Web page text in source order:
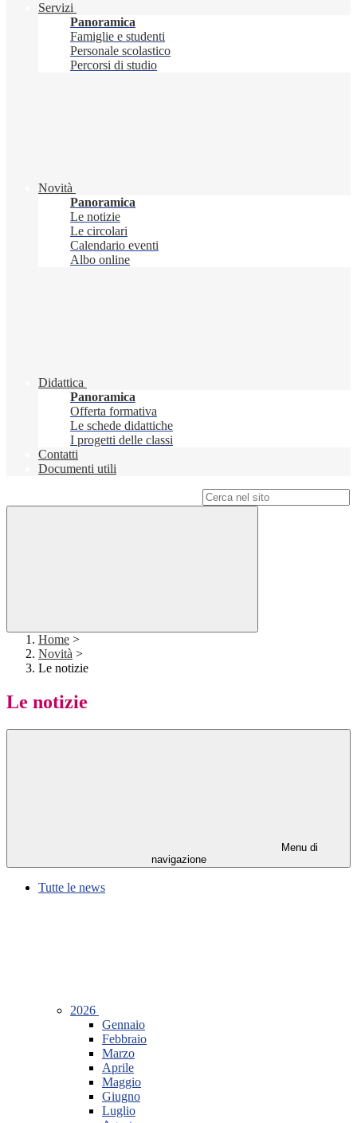
Servizi
Panoramica
Famiglie e studenti
Personale scolastico
Percorsi di studio
Novità
Panoramica
Le notizie
Le circolari
Calendario eventi
Albo online
Didattica
Panoramica
Offerta formativa
Le schede didattiche
I progetti delle classi
Contatti
Documenti utili
Home >
Novità >
Le notizie
Le notizie
Menu di
navigazione
Tutte le news
2026
Gennaio
Febbraio
Marzo
Aprile
Maggio
Giugno
Luglio